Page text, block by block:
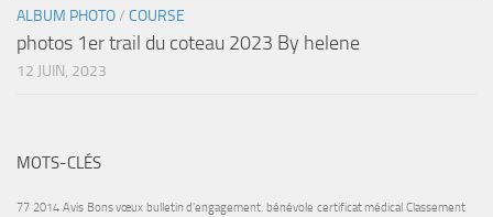
ALBUM PHOTO/ COURSE
photos 1er trail du coteau 2023 By helene
12 JUIN, 2023
MOTS-CLÉS
77 2014 Avis Bons vœux bulletin d'engagement. bénévole certificat médical Classement